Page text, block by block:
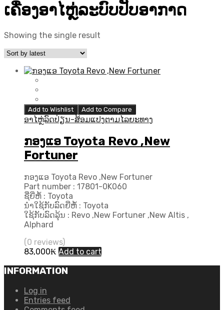
ເຄື່ອງອາໄຫຼ່ລະບົບປັບອາກາດ
Showing the single result
Add to Wishlist Add to Compare
ອາໄຫຼ່ລົດປ່ຽນ-ສ້ອມແປງຕາມໄລຍະທາງ
ກອງແອ Toyota Revo ,New
Fortuner
ກອງແອ Toyota Revo ,New Fortuner
Part number : 17801-0K060
ຊື່ຍີ່ຫໍ້ : Toyota
ນຳໃຊ້ກັບລົດຍີ່ຫໍ້ : Toyota
ໃຊ້ກັບລົດລຸ້ນ : Revo ,New Fortuner ,New Altis ,
Alphard
(0 reviews)
83,000₭ Add to cart
INFORMATION
Log in
Entries feed